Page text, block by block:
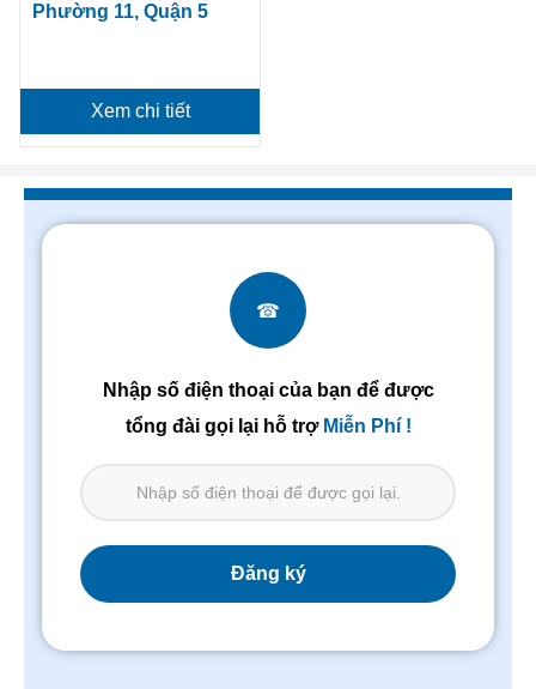
Phường 11, Quận 5
Xem chi tiết
☎
Nhập số điện thoại của bạn để được
tổng đài gọi lại hỗ trợ Miễn Phí !